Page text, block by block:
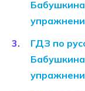
ГДЗ по